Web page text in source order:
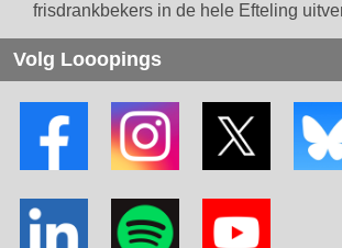
frisdrankbekers in de hele Efteling
Volg Looopings